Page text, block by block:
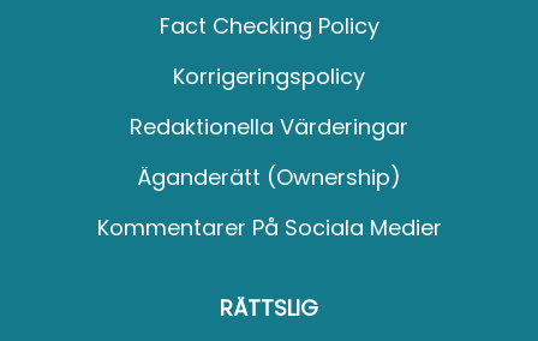
Fact Checking Policy
Korrigeringspolicy
Redaktionella Värderingar
Äganderätt (Ownership)
Kommentarer På Sociala Medier
RÄTTSLIG